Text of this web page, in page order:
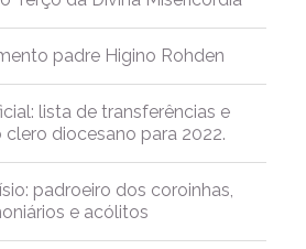
padre Higino Rohden
lista de transferências e
diocesano para 2022.
padroeiro dos coroinhas,
e acólitos